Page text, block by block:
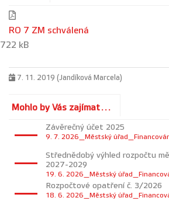
RO 7 ZM schválená
722 kB
7. 11. 2019 (Jandíková Marcela)
Mohlo by Vás zajímat...
Závěrečný účet 2025
9. 7. 2026_Městský
Střednědobý výhled rozpočtu
2027-2029
19. 6. 2026_Městský
Rozpočtové opatření č. 3/2026
18. 6. 2026_Městský